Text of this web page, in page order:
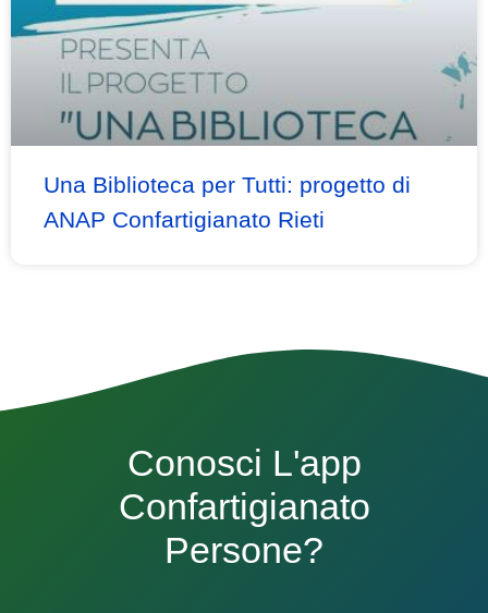
Una Biblioteca per Tutti: progetto di
ANAP Confartigianato Rieti
Conosci L'app
Confartigianato
Persone?